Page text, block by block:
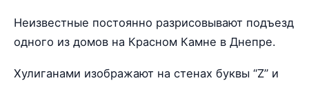
Неизвестные постоянно разрисовывают подъезд
одного из домов на Красном Камне в Днепре.
Хулиганами изображают на стенах буквы “Z” и